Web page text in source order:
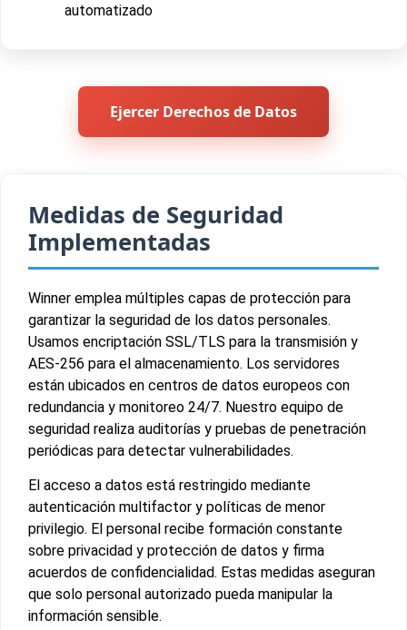
automatizado
Ejercer Derechos de Datos
Medidas de Seguridad
Implementadas
Winner emplea múltiples capas de protección para
garantizar la seguridad de los datos personales.
Usamos encriptación SSL/TLS para la transmisión y
AES-256 para el almacenamiento. Los servidores
están ubicados en centros de datos europeos con
redundancia y monitoreo 24/7. Nuestro equipo de
seguridad realiza auditorías y pruebas de penetración
periódicas para detectar vulnerabilidades.
El acceso a datos está restringido mediante
autenticación multifactor y políticas de menor
privilegio. El personal recibe formación constante
sobre privacidad y protección de datos y firma
acuerdos de confidencialidad. Estas medidas aseguran
que solo personal autorizado pueda manipular la
información sensible.